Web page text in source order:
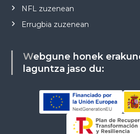
NFL zuzenean
Errugbia zuzenean
Webgune honek erakunde hauen diru-
laguntza jaso du: